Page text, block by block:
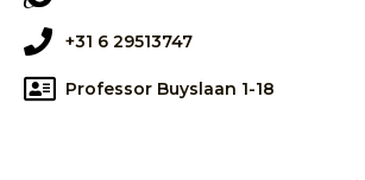
+31 6 29513747
Professor Buyslaan 1-18